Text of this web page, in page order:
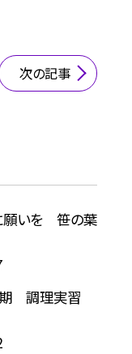
次の記事
いを 笹の葉
調理実習